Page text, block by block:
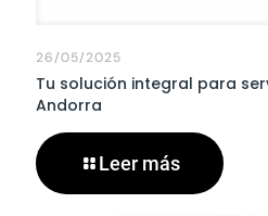
26/05/2025
Tu solución integral para
Andorra
Leer más